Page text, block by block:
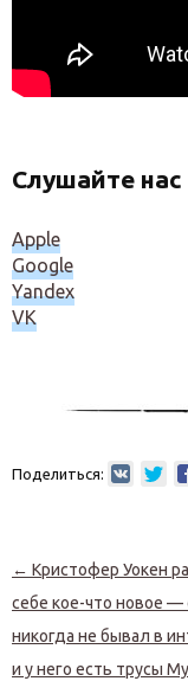
Слушайте нас
Apple
Google
Yandex
VK
Поделиться:
Навигация по
← Кристофер Уокен
себе кое-что новое —
никогда не бывал в
и у него есть трусы